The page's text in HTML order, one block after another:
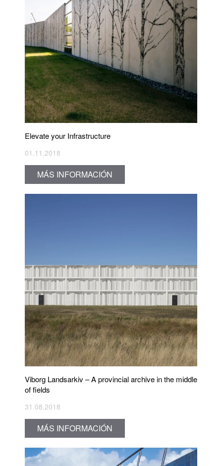
Elevate your Infrastructure
01.11.2018
MÁS INFORMACIÓN
Viborg Landsarkiv – A provincial archive in the middle
of fields
31.08.2018
MÁS INFORMACIÓN